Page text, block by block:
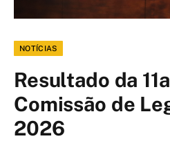
NOTÍCIAS
Resultado da
Comissão de
2026